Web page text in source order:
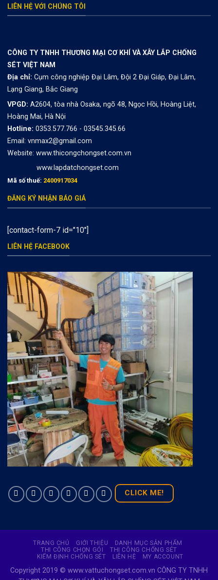
LIÊN HỆ VỚI CHÚNG TÔI
CÔNG TY TNHH THƯƠNG MẠI CƠ KHÍ VÀ XÂY LẮP CHỐNG
SÉT VIỆT NAM
Địa chỉ: Cụm công nghiệp Đại Lâm, Đội 2 Đại Giáp, Đại Lâm,
Lạng Giang, Bắc Giang
VPGD: A2604, tòa nhà Osaka, ngõ 48, Ngọc Hồi, Hoàng Liệt,
Hoàng Mai, Hà Nội
Hotline: 0353.577.766 - 03545.345.66
Email: vnmax2@gmail.com
Website: www.thicongchongset.com.vn
www.lapdatchongset.com
Mã số thuế: 2400917034
ĐĂNG KÝ NHẬN BÁO GIÁ
[contact-form-7 id="10"]
LIÊN HỆ FACEBOOK
CLICK ME!
TRANG CHỦ GIỚI THIỆU
DANH MỤC SẢN PHẨM
THI CÔNG CHỌN GÓI
THI CÔNG CHỐNG SÉT
KIỂM ĐỊNH CHỐNG SÉT
LIÊN HỆ MY ACCOUNT
Copyright 2019 © www.vattuchongset.com.vn CÔNG TY TNHH